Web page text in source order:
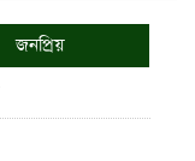
জনপ্রিয়